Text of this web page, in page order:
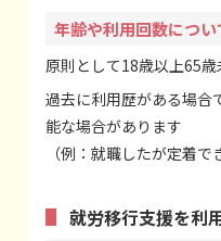
年齢や利用回数につい
原則として18歳以上65
過去に利用歴がある場合
能な場合があります
（例：就職したが定着で
就労移行支援を利